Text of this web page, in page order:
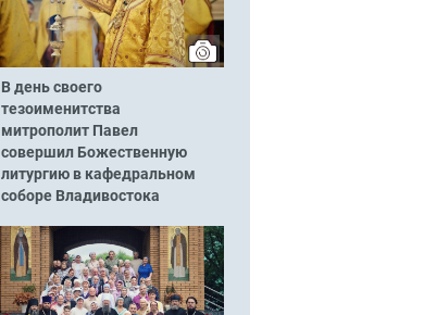
В день своего
тезоименитства
митрополит Павел
совершил Божественную
литургию в кафедральном
соборе Владивостока